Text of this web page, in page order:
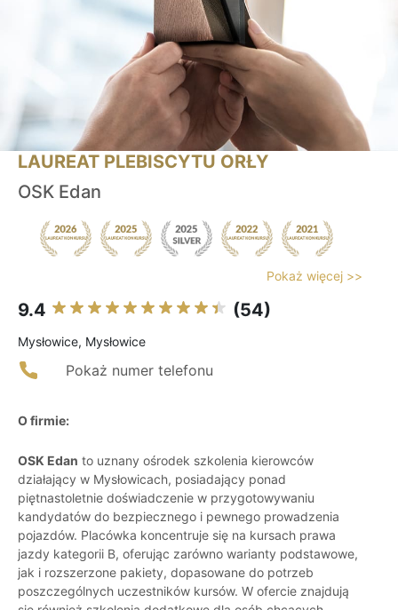
LAUREAT PLEBISCYTU ORŁY
OSK Edan
Pokaż więcej >>
9.4 (54)
Mysłowice, Mysłowice
Pokaż numer telefonu
O firmie:
OSK Edan to uznany ośrodek szkolenia kierowców
działający w Mysłowicach, posiadający ponad
piętnastoletnie doświadczenie w przygotowywaniu
kandydatów do bezpiecznego i pewnego prowadzenia
pojazdów. Placówka koncentruje się na kursach prawa
jazdy kategorii B, oferując zarówno warianty podstawowe,
jak i rozszerzone pakiety, dopasowane do potrzeb
poszczególnych uczestników kursów. W ofercie znajdują